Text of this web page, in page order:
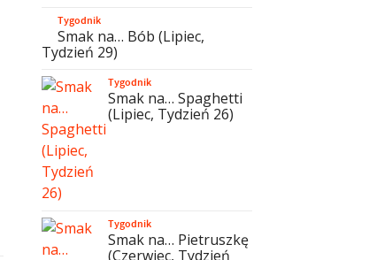
Tygodnik
Smak na… Bób (Lipiec,
Tydzień 29)
Tygodnik
Smak na… Spaghetti
(Lipiec, Tydzień 26)
Tygodnik
Smak na… Pietruszkę
(Czerwiec, Tydzień